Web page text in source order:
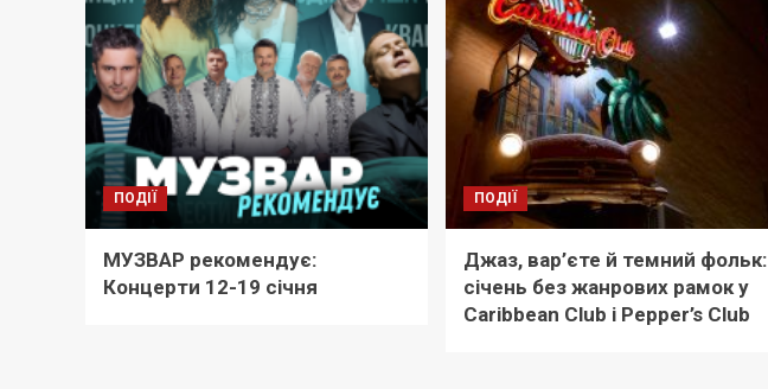
ПОДІЇ
МУЗВАР рекомендує:
Концерти 12-19 січня
ПОДІЇ
Джаз, вар’єте й темний фольк:
січень без жанрових рамок у
Caribbean Club і Pepper’s Club